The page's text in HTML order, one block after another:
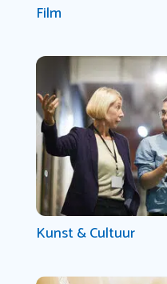
Film
Kunst & Cultuur